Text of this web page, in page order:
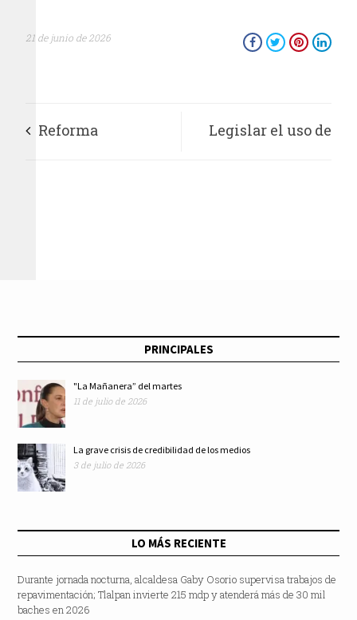
21 de junio de 2026
Reforma Legislar el uso de
PRINCIPALES
"La Mañanera” del martes
11 de julio de 2026
La grave crisis de credibilidad de los medios
3 de julio de 2026
LO MÁS RECIENTE
Durante jornada nocturna, alcaldesa Gaby Osorio supervisa trabajos de
repavimentación; Tlalpan invierte 215 mdp y atenderá más de 30 mil
baches en 2026